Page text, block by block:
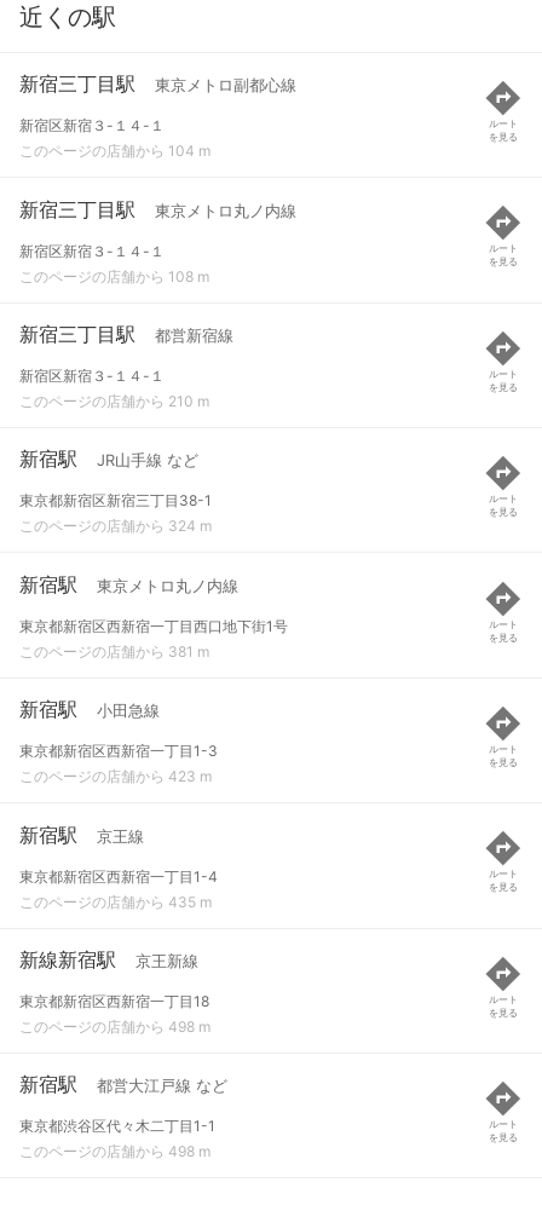
近くの駅
新宿三丁目駅 東京メトロ副都心線
新宿区新宿３-１４-１
このページの店舗から 104 m
ルート
を見る
新宿三丁目駅 東京メトロ丸ノ内線
新宿区新宿３-１４-１
このページの店舗から 108 m
ルート
を見る
新宿三丁目駅 都営新宿線
新宿区新宿３-１４-１
このページの店舗から 210 m
ルート
を見る
新宿駅 JR山手線 など
東京都新宿区新宿三丁目38-1
このページの店舗から 324 m
ルート
を見る
新宿駅 東京メトロ丸ノ内線
東京都新宿区西新宿一丁目西口地下街1号
このページの店舗から 381 m
ルート
を見る
新宿駅 小田急線
東京都新宿区西新宿一丁目1-3
このページの店舗から 423 m
ルート
を見る
新宿駅 京王線
東京都新宿区西新宿一丁目1-4
このページの店舗から 435 m
ルート
を見る
新線新宿駅 京王新線
東京都新宿区西新宿一丁目18
このページの店舗から 498 m
ルート
を見る
新宿駅 都営大江戸線 など
東京都渋谷区代々木二丁目1-1
このページの店舗から 498 m
ルート
を見る